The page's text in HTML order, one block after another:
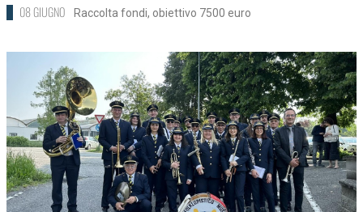
08 GIUGNO Raccolta fondi, obiettivo 7500 euro